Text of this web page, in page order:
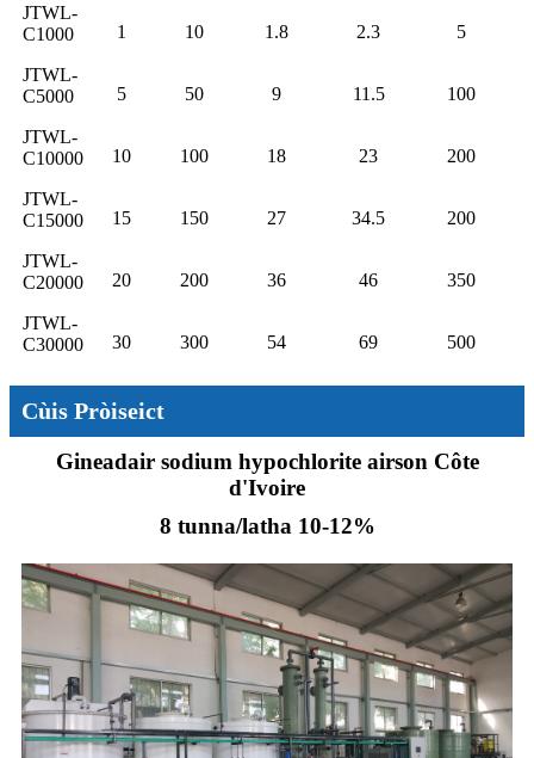
JTWL-
C1000
1 10 1.8 2.3 5
JTWL-
C5000
5 50 9 11.5 100
JTWL-
C10000
10 100 18 23 200
JTWL-
C15000
15 150 27 34.5 200
JTWL-
C20000
20 200 36 46 350
JTWL-
C30000
30 300 54 69 500
Cùis Pròiseict
Gineadair sodium hypochlorite airson Côte
d'Ivoire
8 tunna/latha 10-12%